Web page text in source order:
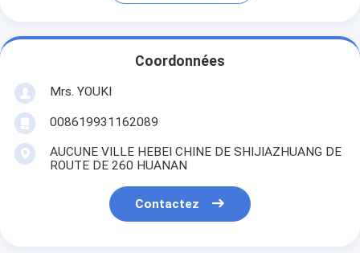
Coordonnées
Mrs. YOUKI
008619931162089
AUCUNE VILLE HEBEI CHINE DE SHIJIAZHUANG DE
ROUTE DE 260 HUANAN
Contactez